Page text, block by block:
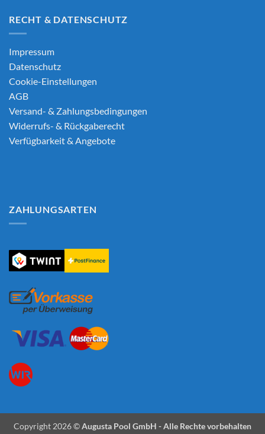
RECHT & DATENSCHUTZ
Impressum
Datenschutz
Cookie-Einstellungen
AGB
Versand- & Zahlungsbedingungen
Widerrufs- & Rückgaberecht
Verfügbarkeit & Angebote
ZAHLUNGSARTEN
Copyright 2026 ©Augusta Pool GmbH - Alle Rechte vorbehalten